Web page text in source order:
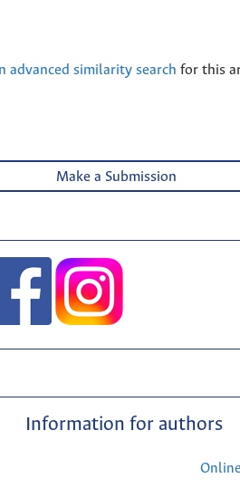
advanced similarity search for this
Make a Submission
Information for authors